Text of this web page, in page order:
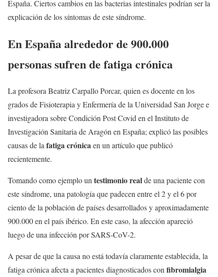
España. Ciertos cambios en las bacterias intestinales podrían ser la
explicación de los síntomas de este síndrome.
En España alrededor de 900.000
personas sufren de fatiga crónica
La profesora Beatriz Carpallo Porcar, quien es docente en los
grados de Fisioterapia y Enfermería de la Universidad San Jorge e
investigadora sobre Condición Post Covid en el Instituto de
Investigación Sanitaria de Aragón en España; explicó las posibles
causas de la fatiga crónicaen un artículo que publicó
recientemente.
Tomando como ejemplo un testimonio realde una paciente con
este síndrome, una patología que padecen entre el 2 y el 6 por
ciento de la población de países desarrollados y aproximadamente
900.000 en el país ibérico. En este caso, la afección apareció
luego de una infección por SARS-CoV-2.
A pesar de que la causa no está todavía claramente establecida, la
fatiga crónica afecta a pacientes diagnosticados con fibromialgia